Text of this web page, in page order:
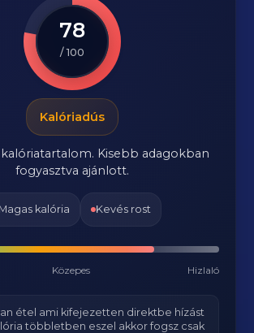
78
/ 100
Kalóriadús
Kisebb adagokban
fogyasztva ajánlott.
Magas kalória Kevés rost
Közepes Hizlaló
étel ami kifejezetten direktbe hízást
többletben eszel akkor fogsz csak